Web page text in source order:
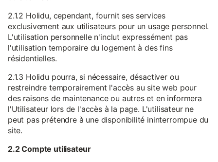
2.1.2 Holidu, cependant, fournit ses services
exclusivement aux utilisateurs pour un usage personnel.
L'utilisation personnelle n'inclut expressément pas
l'utilisation temporaire du logement à des fins
résidentielles.
2.1.3 Holidu pourra, si nécessaire, désactiver ou
restreindre temporairement l'accès au site web pour
des raisons de maintenance ou autres et en informera
l'Utilisateur lors de l'accès à la page. L'utilisateur ne
peut pas prétendre à une disponibilité ininterrompue du
site.
2.2 Compte utilisateur